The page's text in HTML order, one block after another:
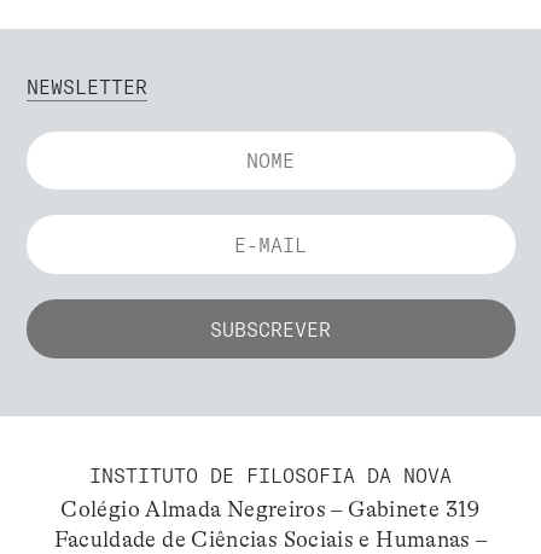
NEWSLETTER
INSTITUTO DE FILOSOFIA DA NOVA
Colégio Almada Negreiros – Gabinete 319
Faculdade de Ciências Sociais e Humanas –